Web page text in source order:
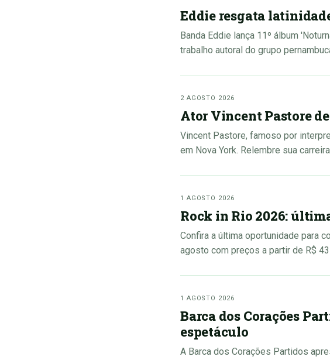
Eddie resgata
Banda Eddie lança 11º álbum
trabalho autoral do grupo
2 AGOSTO 2026
Ator Vincent Pastore
Vincent Pastore, famoso por
em Nova York. Relembre sua
1 AGOSTO 2026
Rock in Rio 2026:
Confira a última oportunidade para
agosto com preços a partir de R$
1 AGOSTO 2026
Barca dos Corações
espetáculo
A Barca dos Corações Partidos